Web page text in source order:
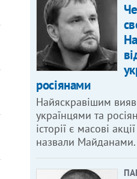
росіянами
Найяскравішим
українцями та
історії є масові
назвали Майданами.